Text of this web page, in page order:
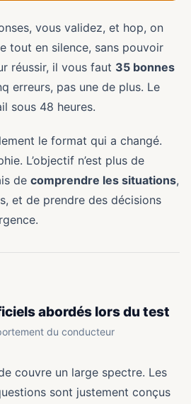
vous validez, et hop, on
tout en silence, sans pouvoir
réussir, il vous faut 35 bonnes
erreurs, pas une de plus. Le
sous 48 heures.
le format qui a changé.
L’objectif n’est plus de
de comprendre les situations,
et de prendre des décisions
abordés lors du test
du conducteur
couvre un large spectre. Les
sont justement conçus